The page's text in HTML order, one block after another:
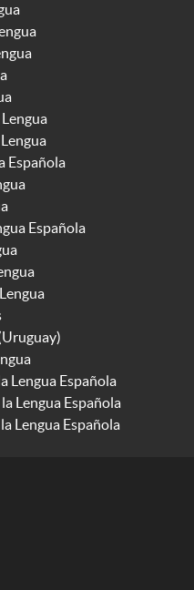
Española
Española
Lengua Española
Lengua Española
Lengua Española